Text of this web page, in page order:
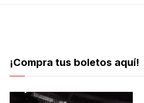
¡Compra tus boletos aquí!